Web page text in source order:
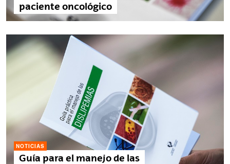
paciente oncológico
NOTICIAS
Guía para el manejo de las